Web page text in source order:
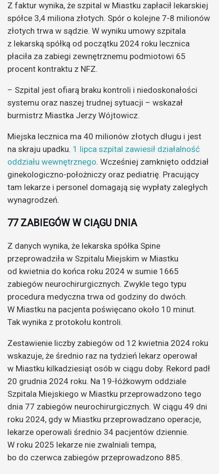
Z faktur wynika, że szpital w Miastku zapłacił lekarskiej
spółce 3,4 miliona złotych. Spór o kolejne 7-8 milionów
złotych trwa w sądzie. W wyniku umowy szpitala
z lekarską spółką od początku 2024 roku lecznica
płaciła za zabiegi zewnętrznemu podmiotowi 65
procent kontraktu z NFZ.
– Szpital jest ofiarą braku kontroli i niedoskonałości
systemu oraz naszej trudnej sytuacji – wskazał
burmistrz Miastka Jerzy Wójtowicz.
Miejska lecznica ma 40 milionów złotych długu i jest
na skraju upadku. 1 lipca szpital zawiesił działalność
oddziału wewnętrznego. Wcześniej zamknięto oddział
ginekologiczno-położniczy oraz pediatrię. Pracujący
tam lekarze i personel domagają się wypłaty zaległych
wynagrodzeń.
77 ZABIEGÓW W CIĄGU DNIA
Z danych wynika, że lekarska spółka Spine
przeprowadziła w Szpitalu Miejskim w Miastku
od kwietnia do końca roku 2024 w sumie 1665
zabiegów neurochirurgicznych. Zwykle tego typu
procedura medyczna trwa od godziny do dwóch.
W Miastku na pacjenta poświęcano około 10 minut.
Tak wynika z protokołu kontroli.
Zestawienie liczby zabiegów od 12 kwietnia 2024 roku
wskazuje, że średnio raz na tydzień lekarz operował
w Miastku kilkadziesiąt osób w ciągu doby. Rekord padł
20 grudnia 2024 roku. Na 19-łóżkowym oddziale
Szpitala Miejskiego w Miastku przeprowadzono tego
dnia 77 zabiegów neurochirurgicznych. W ciągu 49 dni
roku 2024, gdy w Miastku przeprowadzano operacje,
lekarze operowali średnio 34 pacjentów dziennie.
W roku 2025 lekarze nie zwalniali tempa,
bo do czerwca zabiegów przeprowadzono 885.